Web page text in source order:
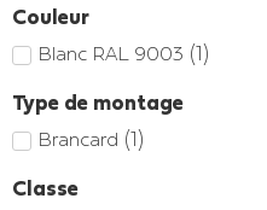
Couleur
Blanc RAL 9003 (1)
Type de montage
Brancard (1)
Classe